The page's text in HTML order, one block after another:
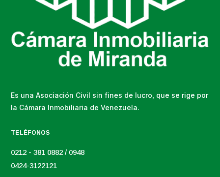
Es una Asociación Civil sin fines de lucro, que se rige por
la Cámara Inmobiliaria de Venezuela.
TELÉFONOS
0212 - 381 0882 / 0948
0424-3122121